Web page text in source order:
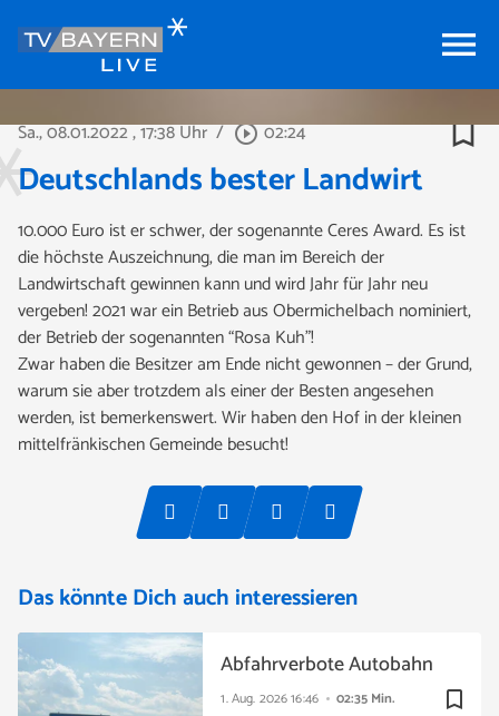
menu
Sa., 08.01.2022, 17:38 Uhr / play_circle_outline02:24 bookmark_border
Deutschlands bester Landwirt
10.000 Euro ist er schwer, der sogenannte Ceres Award. Es ist
die höchste Auszeichnung, die man im Bereich der
Landwirtschaft gewinnen kann und wird Jahr für Jahr neu
vergeben! 2021 war ein Betrieb aus Obermichelbach nominiert,
der Betrieb der sogenannten “Rosa Kuh”!
Zwar haben die Besitzer am Ende nicht gewonnen – der Grund,
warum sie aber trotzdem als einer der Besten angesehen
werden, ist bemerkenswert. Wir haben den Hof in der kleinen
mittelfränkischen Gemeinde besucht!
Das könnte Dich auch interessieren
bookmark_border
1. Aug. 202616:46 02:35 Min.
Abfahrverbote Autobahn